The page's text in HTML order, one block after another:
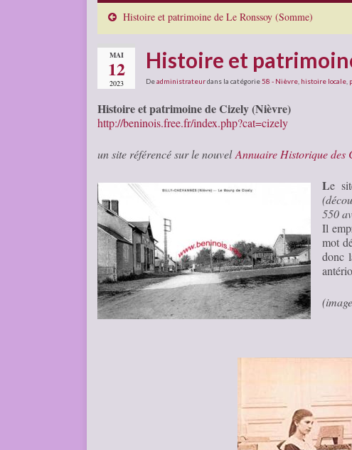
Histoire et patrimoine de Le Ronssoy (Somme)
MAI
12
2023
Histoire et
Deadministrateurdans la catégorie 58 - Nièvre histoire locale
Histoire et patrimoine de Cizely (Nièvre)
http://beninois.free.fr/index.php?cat=cizely
un site référencé sur le nouvelAnnuaire Historique des
Le
550
Il
mot
donc